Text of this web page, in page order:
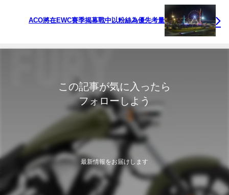
ACO將在EWC賽季揭幕戰中以粉絲為優先考量
この記事が気に入ったら
フォローしよう
最新情報をお届けします